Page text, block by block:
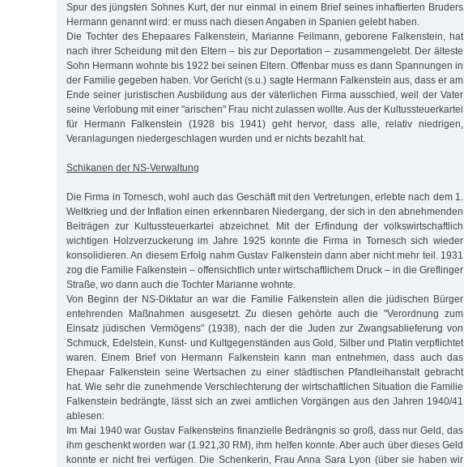
Spur des jüngsten Sohnes Kurt, der nur einmal in einem Brief seines inhaftierten Bruders
Hermann genannt wird: er muss nach diesen Angaben in Spanien gelebt haben.
Die Tochter des Ehepaares Falkenstein, Marianne Feilmann, geborene Falkenstein, hat
nach ihrer Scheidung mit den Eltern – bis zur Deportation – zusammengelebt. Der älteste
Sohn Hermann wohnte bis 1922 bei seinen Eltern. Offenbar muss es dann Spannungen in
der Familie gegeben haben. Vor Gericht (s.u.) sagte Hermann Falkenstein aus, dass er am
Ende seiner juristischen Ausbildung aus der väterlichen Firma ausschied, weil der Vater
seine Verlobung mit einer "arischen" Frau nicht zulassen wollte. Aus der Kultussteuerkartei
für Hermann Falkenstein (1928 bis 1941) geht hervor, dass alle, relativ niedrigen,
Veranlagungen niedergeschlagen wurden und er nichts bezahlt hat.
Schikanen der NS-Verwaltung
Die Firma in Tornesch, wohl auch das Geschäft mit den Vertretungen, erlebte nach dem 1.
Weltkrieg und der Inflation einen erkennbaren Niedergang, der sich in den abnehmenden
Beiträgen zur Kultussteuerkartei abzeichnet. Mit der Erfindung der volkswirtschaftlich
wichtigen Holzverzuckerung im Jahre 1925 konnte die Firma in Tornesch sich wieder
konsolidieren. An diesem Erfolg nahm Gustav Falkenstein dann aber nicht mehr teil. 1931
zog die Familie Falkenstein – offensichtlich unter wirtschaftlichem Druck – in die Greflinger
Straße, wo dann auch die Tochter Marianne wohnte.
Von Beginn der NS-Diktatur an war die Familie Falkenstein allen die jüdischen Bürger
entehrenden Maßnahmen ausgesetzt. Zu diesen gehörte auch die "Verordnung zum
Einsatz jüdischen Vermögens" (1938), nach der die Juden zur Zwangsablieferung von
Schmuck, Edelstein, Kunst- und Kultgegenständen aus Gold, Silber und Platin verpflichtet
waren. Einem Brief von Hermann Falkenstein kann man entnehmen, dass auch das
Ehepaar Falkenstein seine Wertsachen zu einer städtischen Pfandleihanstalt gebracht
hat. Wie sehr die zunehmende Verschlechterung der wirtschaftlichen Situation die Familie
Falkenstein bedrängte, lässt sich an zwei amtlichen Vorgängen aus den Jahren 1940/41
ablesen:
Im Mai 1940 war Gustav Falkensteins finanzielle Bedrängnis so groß, dass nur Geld, das
ihm geschenkt worden war (1.921,30 RM), ihm helfen konnte. Aber auch über dieses Geld
konnte er nicht frei verfügen. Die Schenkerin, Frau Anna Sara Lyon (über sie haben wir